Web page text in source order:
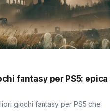
fantasy per PS5: epica
giochi fantasy per PS5 che